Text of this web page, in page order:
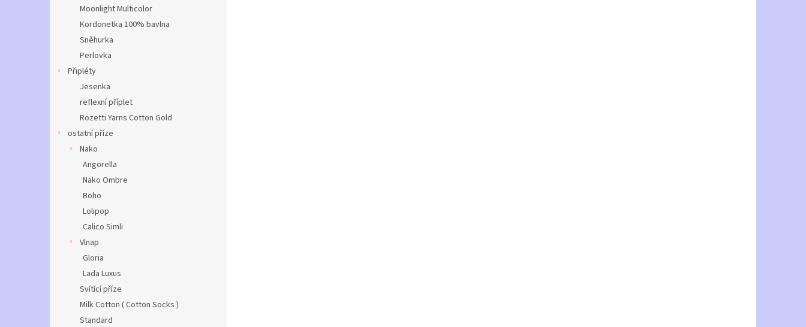
Moonlight Multicolor
Kordonetka 100% bavlna
Sněhurka
Perlovka
Připléty
Jesenka
reflexní příplet
Rozetti Yarns Cotton Gold
ostatní příze
Nako
Angorella
Nako Ombre
Boho
Lolipop
Calico Simli
Vlnap
Gloria
Lada Luxus
Svítící příze
Milk Cotton ( Cotton Socks )
Standard